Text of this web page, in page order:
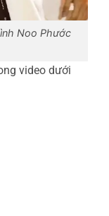
Noo Phước
video dưới